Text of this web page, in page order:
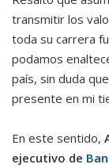
transmitir los
toda su carrera
podamos
país, sin duda
presente en mi
En este sentido,
ejecutivo de